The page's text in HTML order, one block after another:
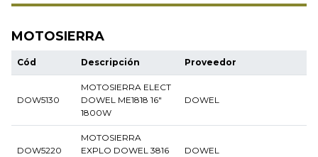
MOTOSIERRA
Cód Descripción Proveedor
DOW5130
MOTOSIERRA ELECT
DOWEL ME1818 16"
1800W
DOWEL
DOW5220
MOTOSIERRA
EXPLO DOWEL 3816
DOWEL